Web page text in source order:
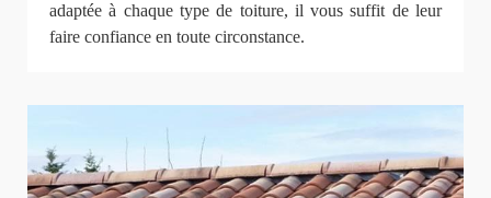
adaptée à chaque type de toiture, il vous suffit de leur
faire confiance en toute circonstance.